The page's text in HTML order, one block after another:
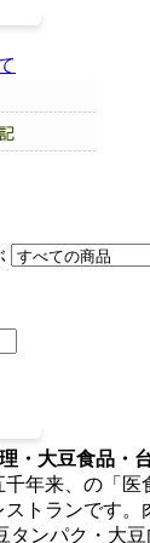
年来、の「医
トランです。
タンパク・大